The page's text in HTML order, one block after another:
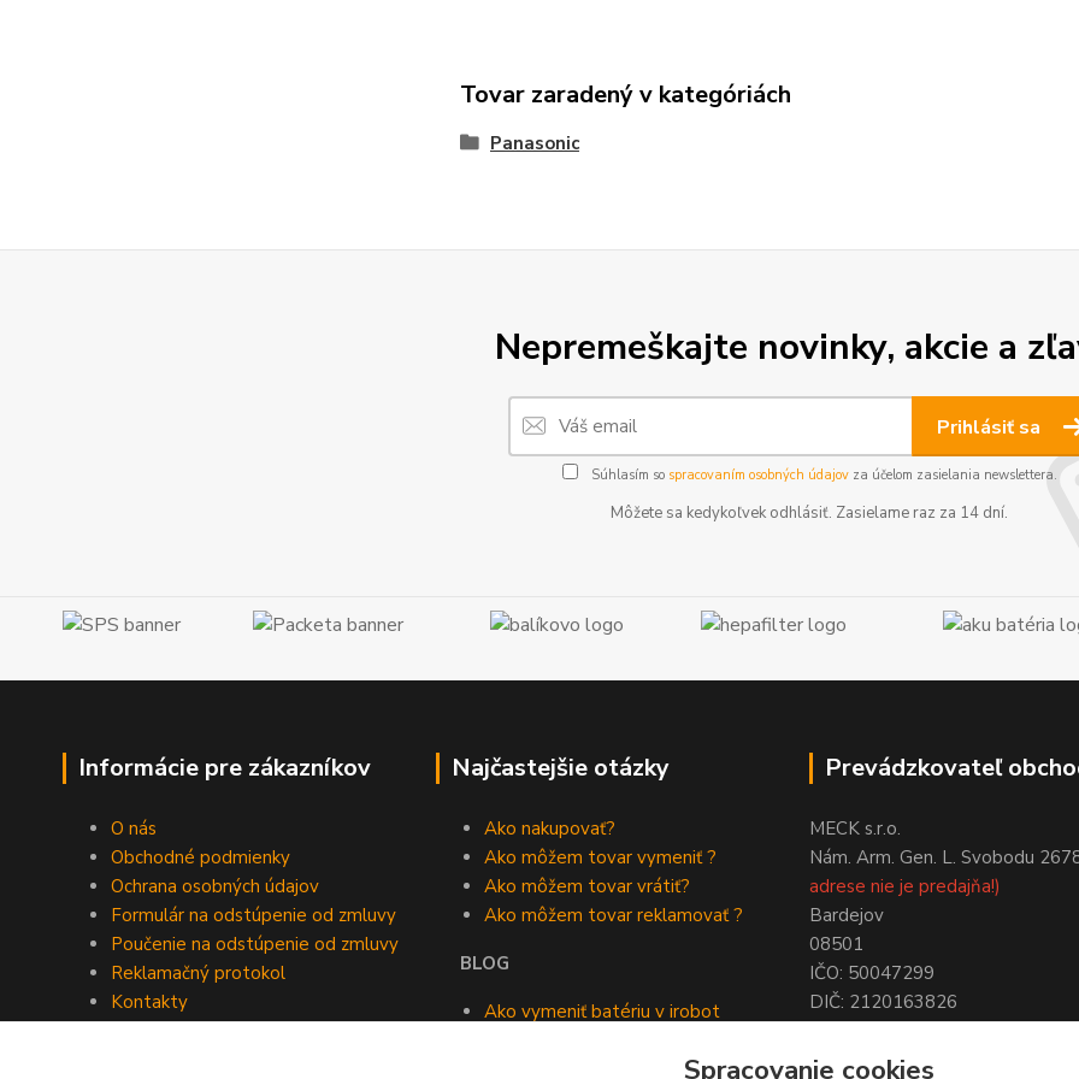
Tovar zaradený v kategóriách
Panasonic
Nepremeškajte novinky, akcie a
Prihlásiť sa
Súhlasím so spracovaním osobných údajovza účelom zasielania newslettera.
Môžete sa kedykoľvek odhlásiť. Zasielame raz za 14 dní.
Informácie pre zákazníkov
O nás
Obchodné podmienky
Ochrana osobných údajov
Formulár na odstúpenie od zmluvy
Poučenie na odstúpenie od zmluvy
Reklamačný protokol
Kontakty
Najčastejšie otázky
Ako nakupovať?
Ako môžem tovar vymeniť ?
Ako môžem tovar vrátiť?
Ako môžem tovar reklamovať ?
BLOG
Ako vymeniť batériu v irobot
Kedy vymeniť batériu roomba
Prevádzkovateľ
MECK s.r.o.
Nám. Arm. Gen. L. Svobodu
adrese nie je predajňa!)
Bardejov
08501
IČO: 50047299
DIČ: 2120163826
Spracovanie cookies